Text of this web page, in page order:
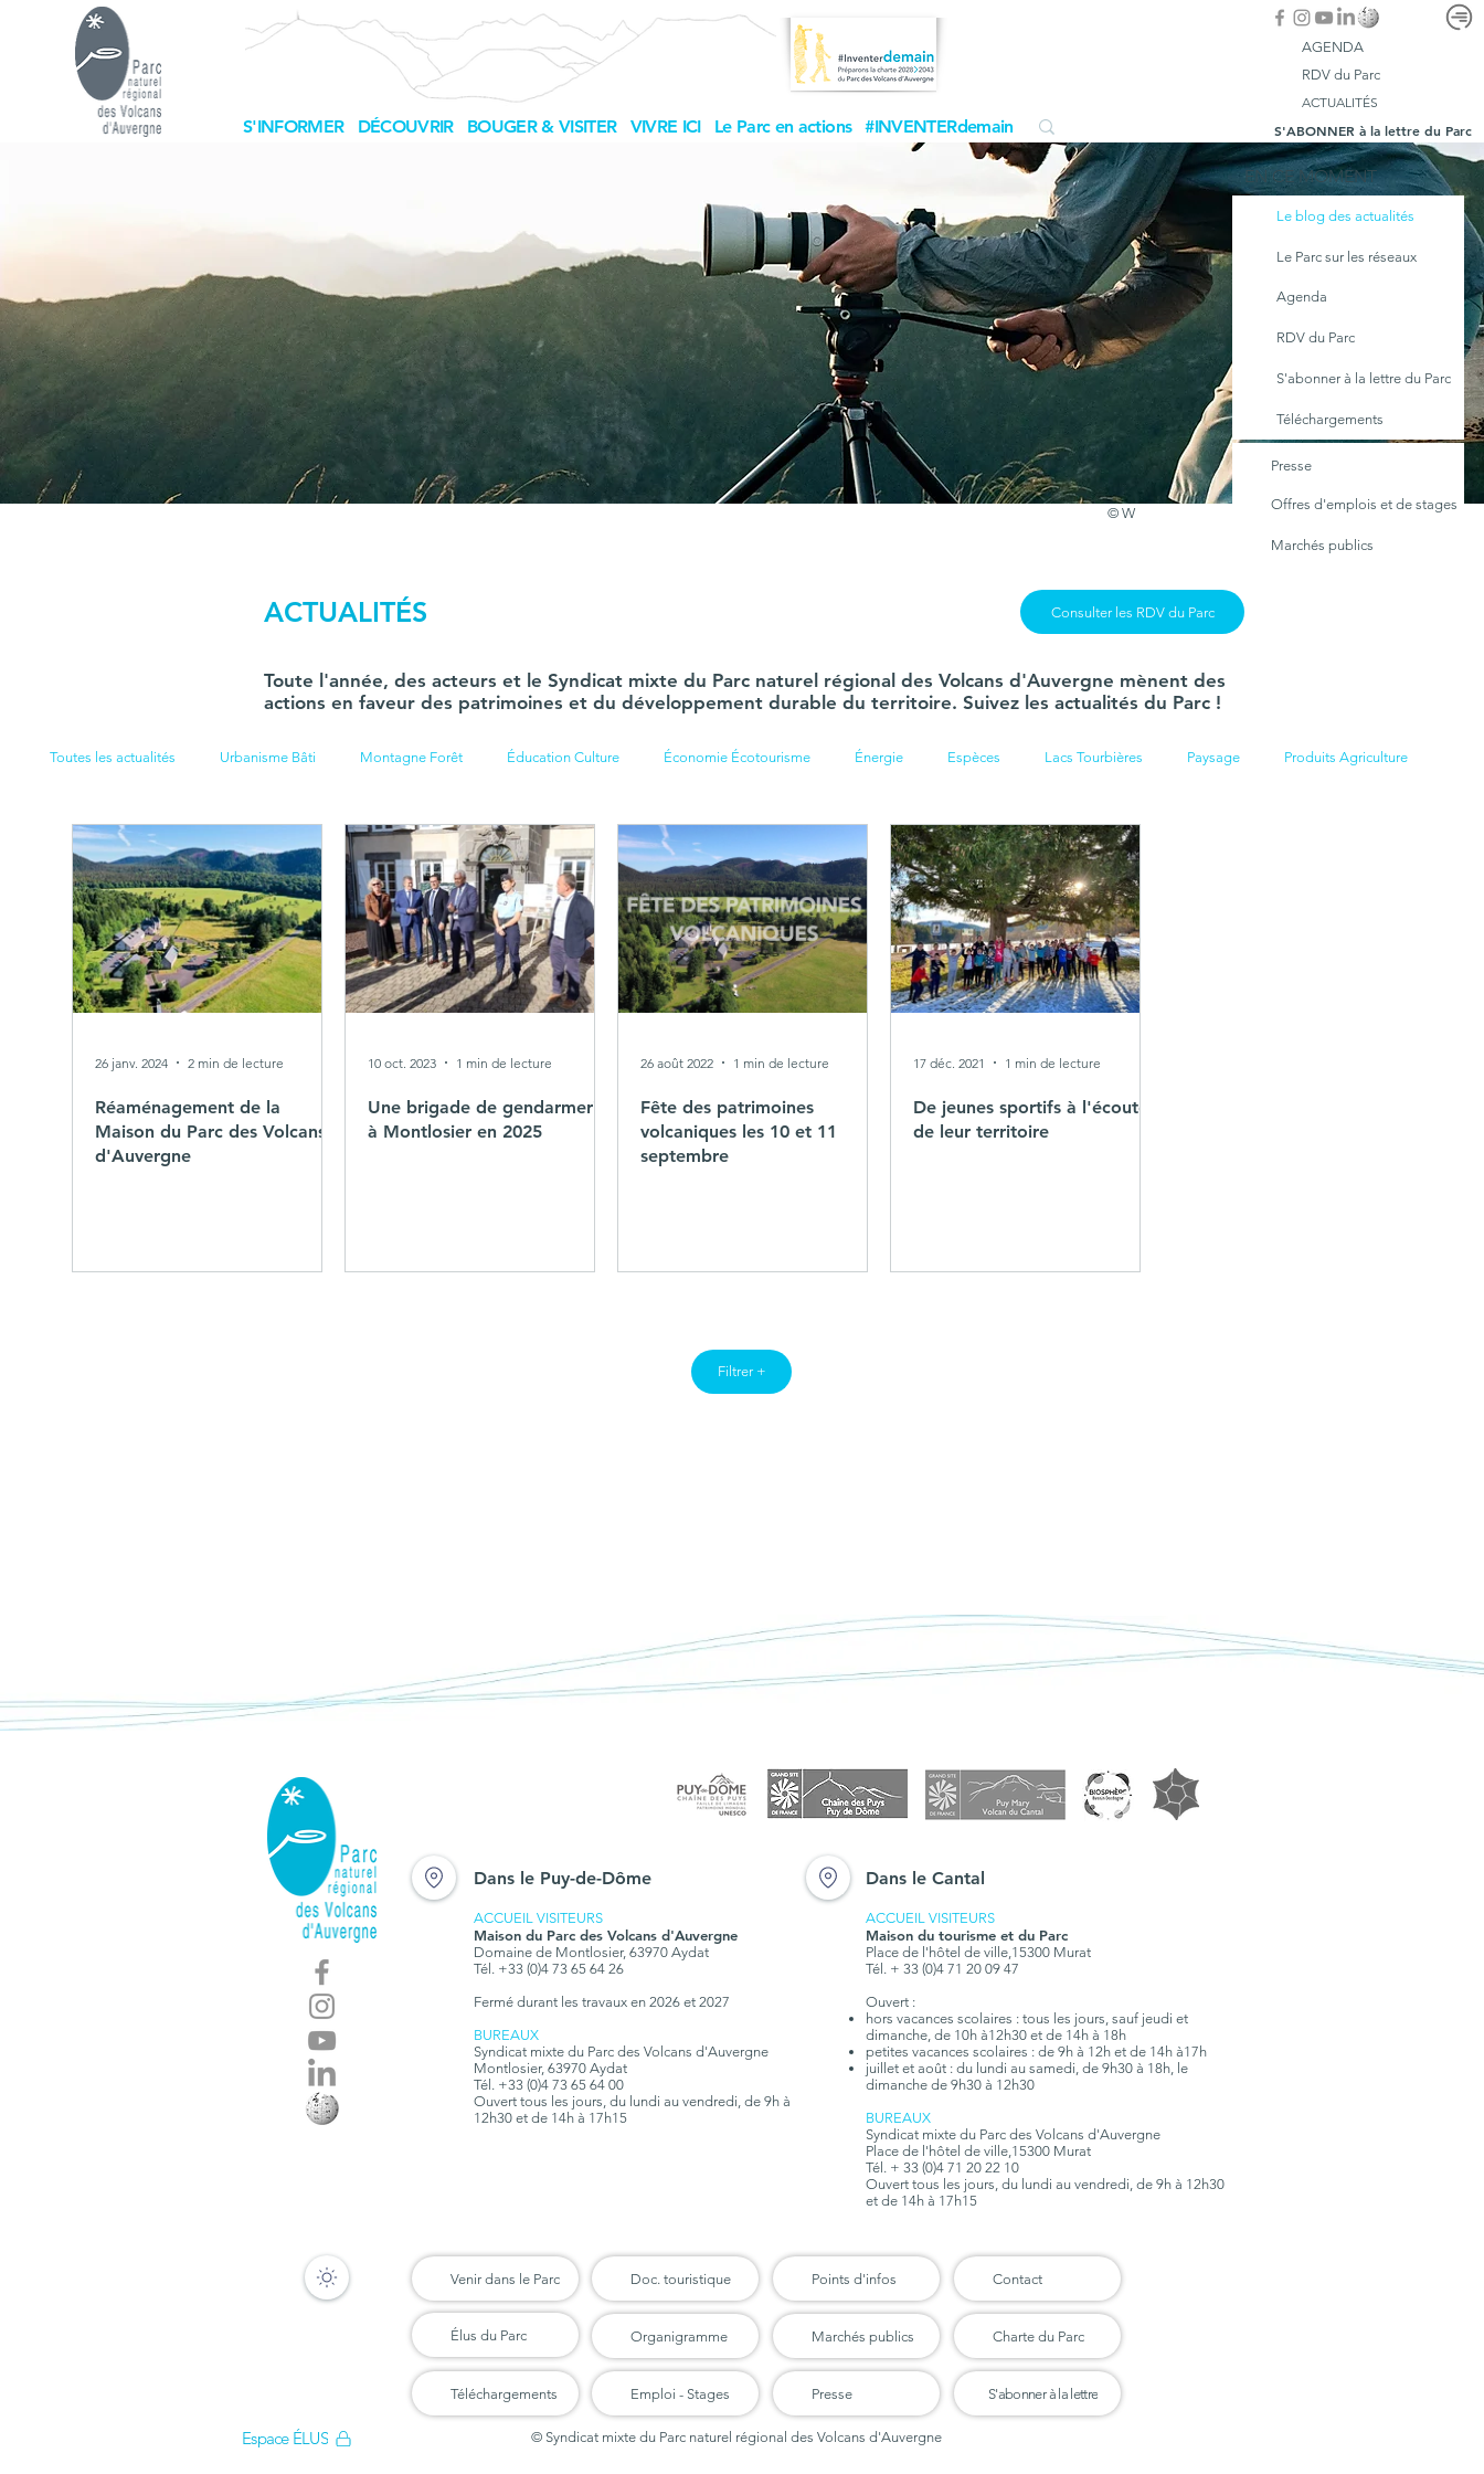
S'INFORMER DÉCOUVRIR BOUGER & VISITER VIVRE ICI Le Parc en actions #INVENTERdemain
AGENDA
RDV du Parc
ACTUALITÉS
S'ABONNER à la lettre du Parc
EN CE MOMENT
Le blog des actualités
Agenda
Le Parc sur les réseaux
RDV du Parc
S'abonner à la lettre du Parc
Téléchargements
Presse
Offres d'emplois et de stages
Marchés publics
© W
ACTUALITÉS Consulter les RDV du Parc
Toute l'année, des acteurs et le Syndicat mixte du Parc naturel régional des Volcans d'Auvergne mènent des
actions en faveur des patrimoines et du développement durable du territoire. Suivez les actualités du Parc !
Toutes les actualités Urbanisme Bâti Montagne Forêt Éducation Culture Économie Écotourisme Énergie Espèces Lacs Tourbières Paysage Produits Agriculture
Syndicat mixte Loisirs de nature Communication Formations Rivières Changement climatique Manifestation Révision charte
Réaménagement de la
Maison du Parc des Volcans
d'Auvergne
26 janv. 2024 2 min de lecture
Une brigade de gendarmerie
à Montlosier en 2025
10 oct. 2023 1 min de lecture
Fête des patrimoines
volcaniques les 10 et 11
septembre
26 août 2022 1 min de lecture
De jeunes sportifs à l'écoute
de leur territoire
17 déc. 2021 1 min de lecture
Filtrer +
Dans le Puy-de-Dôme
ACCUEIL VISITEURS
Maison du Parc des Volcans d'Auvergne
Domaine de Montlosier, 63970 Aydat
Tél. +33 (0)4 73 65 64 26
Fermé durant les travaux en 2026 et 2027
BUREAUX
Syndicat mixte du Parc des Volcans d'Auvergne
Montlosier, 63970 Aydat
Tél. +33 (0)4 73 65 64 00
Ouvert tous les jours, du lundi au vendredi, de 9h à
12h30 et de 14h à 17h15
Dans le Cantal
ACCUEIL VISITEURS
Maison du tourisme et du Parc
Place de l'hôtel de ville,15300 Murat
Tél. + 33 (0)4 71 20 09 47
Ouvert :
hors vacances scolaires : tous les jours, sauf jeudi et
dimanche, de 10h à12h30 et de 14h à 18h
petites vacances scolaires : de 9h à 12h et de 14h à17h
juillet et août : du lundi au samedi, de 9h30 à 18h, le
dimanche de 9h30 à 12h30
BUREAUX
Syndicat mixte du Parc des Volcans d'Auvergne
Place de l'hôtel de ville,15300 Murat
Tél. + 33 (0)4 71 20 22 10
Ouvert tous les jours, du lundi au vendredi, de 9h à 12h30
et de 14h à 17h15
Venir dans le Parc Doc. touristique Points d'infos Contact
Élus du Parc Organigramme Marchés publics Charte du Parc
Téléchargements Emploi - Stages Presse S'abonner à la lettre
Espace ÉLUS © Syndicat mixte du Parc naturel régional des Volcans d'Auvergne